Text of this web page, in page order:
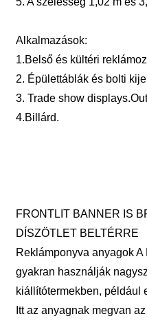
Alkalmazások:
1.Belső és kültéri
2. Épülettáblák és bolti
3. Trade show
4.Billárd.
FRONTLIT BANNER IS
DÍSZÖTLET BELTÉRRE
Reklámponyva anyagok
gyakran használják
kiállítótermekben, például
Itt az anyagnak megvan